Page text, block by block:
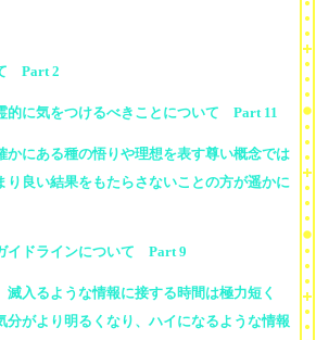
Part 2
的に気をつけるべきことについて Part 11
かにある種の悟りや理想を表す尊い概念では
り良い結果をもたらさないことの方が遥かに
イドラインについて Part 9
滅入るような情報に接する時間は極力短く
分がより明るくなり、ハイになるような情報